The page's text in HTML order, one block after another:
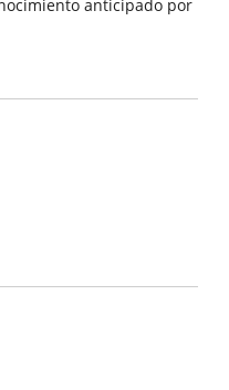
anticipado por